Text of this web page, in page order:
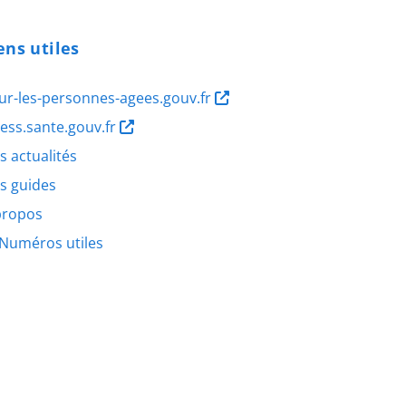
utiles
les-personnes-agees.gouv.fr
actualités
guides
Numéros utiles